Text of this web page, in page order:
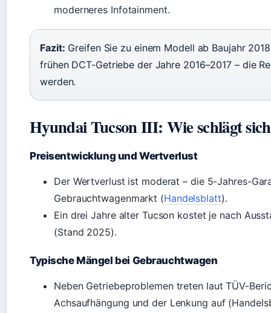
moderneres Infotainment.
Fazit: Greifen Sie zu einem Modell ab Baujahr
frühen DCT-Getriebe der Jahre 2016–2017 – die
werden.
Hyundai Tucson III: Wie schlägt
Preisentwicklung und Wertverlust
Der Wertverlust ist moderat – die 5-Jahres-
Gebrauchtwagenmarkt (Handelsblatt).
Ein drei Jahre alter Tucson kostet je nach
(Stand 2025).
Typische Mängel bei Gebrauchtwagen
Neben Getriebeproblemen treten laut TÜV-
Achsaufhängung und der Lenkung auf